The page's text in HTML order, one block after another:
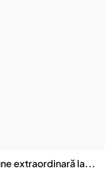
extraordinară la...